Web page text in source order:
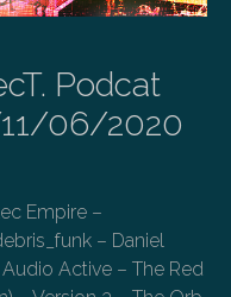
Podcat
06/2020
Empire –
– Daniel
Active – The Red